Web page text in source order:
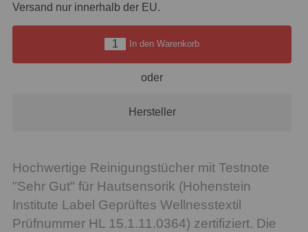
Versand nur innerhalb der EU.
In den Warenkorb
oder
Hersteller
Hochwertige Reinigungstücher mit Testnote
"Sehr Gut" für Hautsensorik (Hohenstein
Institute Label Geprüftes Wellnesstextil
Prüfnummer HL 15.1.11.0364) zertifiziert. Die